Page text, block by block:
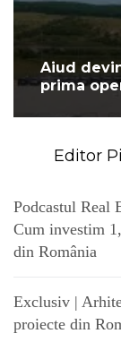
Aiud
prima
Editor
Podcastul Real
Cum investim
din România
Exclusiv |
proiecte din